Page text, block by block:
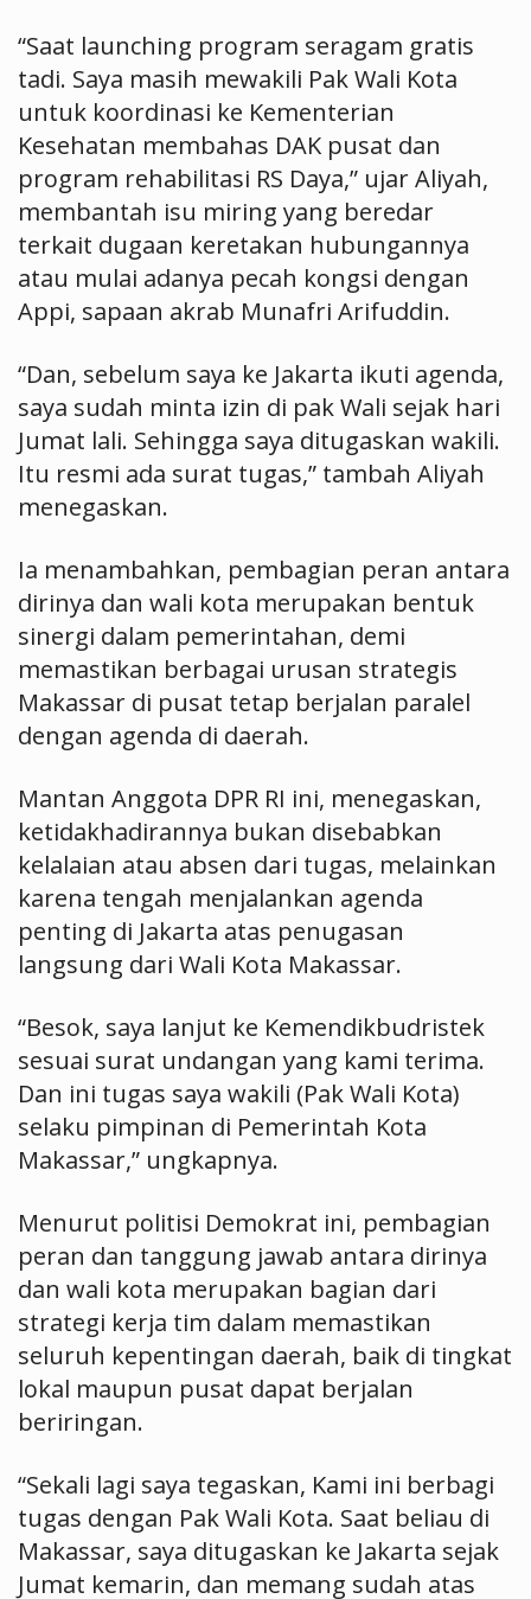
“Saat launching program seragam gratis
tadi. Saya masih mewakili Pak Wali Kota
untuk koordinasi ke Kementerian
Kesehatan membahas DAK pusat dan
program rehabilitasi RS Daya,” ujar Aliyah,
membantah isu miring yang beredar
terkait dugaan keretakan hubungannya
atau mulai adanya pecah kongsi dengan
Appi, sapaan akrab Munafri Arifuddin.
“Dan, sebelum saya ke Jakarta ikuti agenda,
saya sudah minta izin di pak Wali sejak hari
Jumat lali. Sehingga saya ditugaskan wakili.
Itu resmi ada surat tugas,” tambah Aliyah
menegaskan.
Ia menambahkan, pembagian peran antara
dirinya dan wali kota merupakan bentuk
sinergi dalam pemerintahan, demi
memastikan berbagai urusan strategis
Makassar di pusat tetap berjalan paralel
dengan agenda di daerah.
Mantan Anggota DPR RI ini, menegaskan,
ketidakhadirannya bukan disebabkan
kelalaian atau absen dari tugas, melainkan
karena tengah menjalankan agenda
penting di Jakarta atas penugasan
langsung dari Wali Kota Makassar.
“Besok, saya lanjut ke Kemendikbudristek
sesuai surat undangan yang kami terima.
Dan ini tugas saya wakili (Pak Wali Kota)
selaku pimpinan di Pemerintah Kota
Makassar,” ungkapnya.
Menurut politisi Demokrat ini, pembagian
peran dan tanggung jawab antara dirinya
dan wali kota merupakan bagian dari
strategi kerja tim dalam memastikan
seluruh kepentingan daerah, baik di tingkat
lokal maupun pusat dapat berjalan
beriringan.
“Sekali lagi saya tegaskan, Kami ini berbagi
tugas dengan Pak Wali Kota. Saat beliau di
Makassar, saya ditugaskan ke Jakarta sejak
Jumat kemarin, dan memang sudah atas